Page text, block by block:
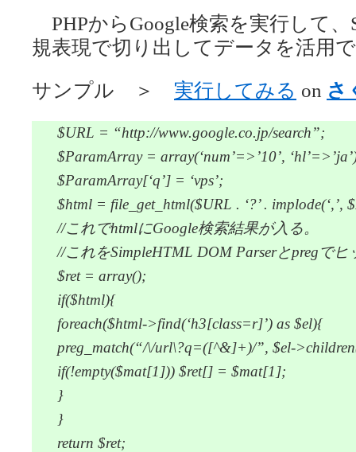
PHPからGoogle検索を実行して、
規表現で切り出してデータを活用
サンプル ＞ 実行してみる on さ
$URL = “http://www.google.co.jp/search”;
$ParamArray = array(‘num’=>’10’,
$ParamArray[‘q’] = ‘vps’;
$html = file_get_html($URL . ‘?’ . implode(‘,’,
//これでhtmlにGoogle検索結果が入る。
//これをSimpleHTML DOM Parserとpregで
$ret = array();
if($html){
foreach($html->find(‘h3[class=r]’) as $el){
preg_match(“/\/url\?q=([^&]+)/”, $el-
if(!empty($mat[1])) $ret[] = $mat[1];
}
}
return $ret;